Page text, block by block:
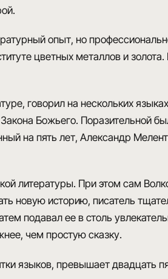
опыт, но
цветных металлов и золота.
говорил на нескольких языках
Божьего. Поразительной
на пять лет, Александр
литературы. При этом сам
новую историю, писатель
подавал ее в столь
чем простую сказку.
языков, превышает двадцать